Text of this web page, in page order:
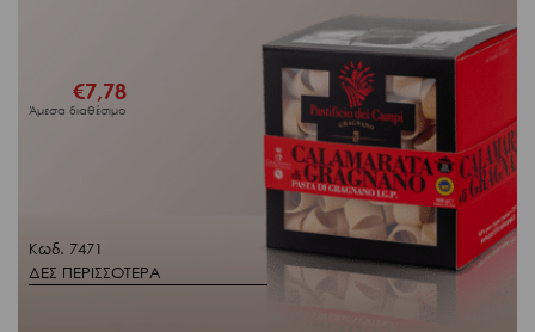
Κωδ. 7471
ΔΕΣ ΠΕΡΙΣΣΟΤΕΡΑ
€7,78
Άμεσα διαθέσιμο